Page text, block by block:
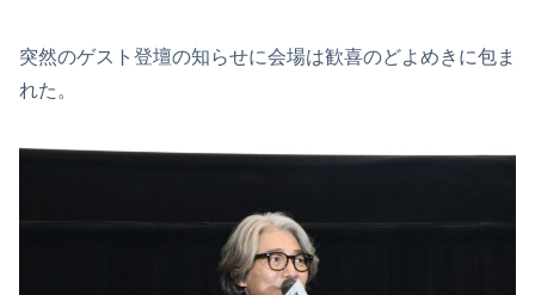
突然のゲスト登壇の知らせに会場は歓喜のどよめきに包ま
れた。